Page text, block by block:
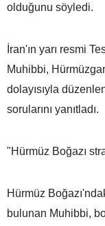
olduğunu söyledi.
İran'ın yarı resmi
Muhibbi,
dolayısıyla
sorularını yanıtladı.
"Hürmüz Boğazı
Hürmüz
bulunan Muhibbi,